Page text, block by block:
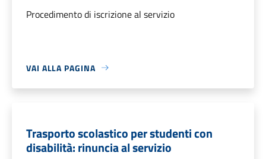
Procedimento di iscrizione al servizio
VAI ALLA PAGINA
Trasporto scolastico per studenti con
disabilità: rinuncia al servizio